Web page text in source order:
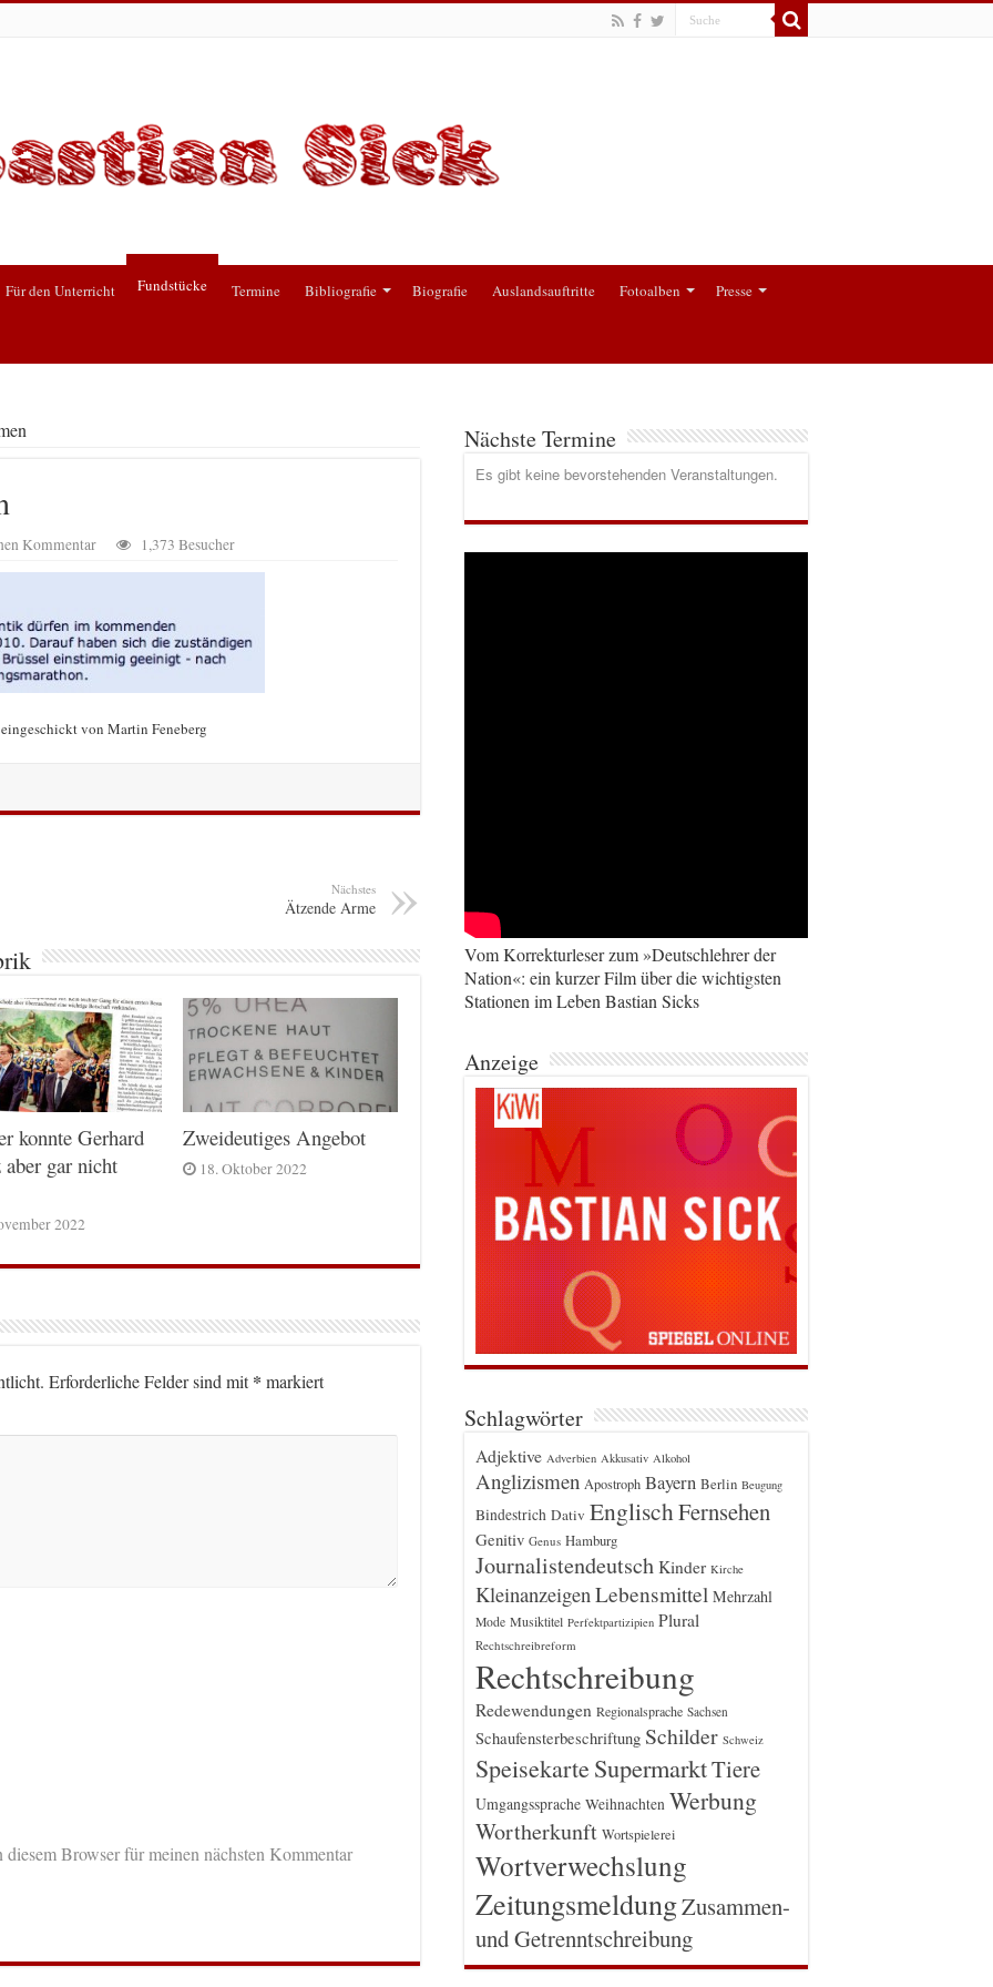
Für den Unterricht Fundstücke Termine Bibliografie Biografie Auslandsauftritte Fotoalben Presse
Kommentar 1,373 Besucher
von Martin Feneberg
Nächstes
Ätzende Arme
konnte Gerhard
aber gar nicht
2022
Zweideutiges Angebot
18. Oktober 2022
Erforderliche Felder sind mit* markiert
Browser für meinen nächsten Kommentar
Nächste Termine
Es gibt keine bevorstehenden Veranstaltungen.
Vom Korrekturleser zum »Deutschlehrer der
Nation«: ein kurzer Film über die wichtigsten
Stationen im Leben Bastian Sicks
Anzeige
Schlagwörter
Adjektive Adverbien Akkusativ Alkohol
Anglizismen Apostroph Bayern Berlin Beugung
Bindestrich Dativ EnglischFernsehen
Genitiv Genus Hamburg
Journalistendeutsch Kinder Kirche
Kleinanzeigen Lebensmittel Mehrzahl
Mode Musiktitel Perfektpartizipien Plural
Rechtschreibreform
Rechtschreibung
Redewendungen Regionalsprache Sachsen
Schaufensterbeschriftung Schilder Schweiz
Speisekarte SupermarktTiere
Umgangssprache Weihnachten Werbung
Wortherkunft Wortspielerei
Wortverwechslung
ZeitungsmeldungZusammen-
und Getrenntschreibung